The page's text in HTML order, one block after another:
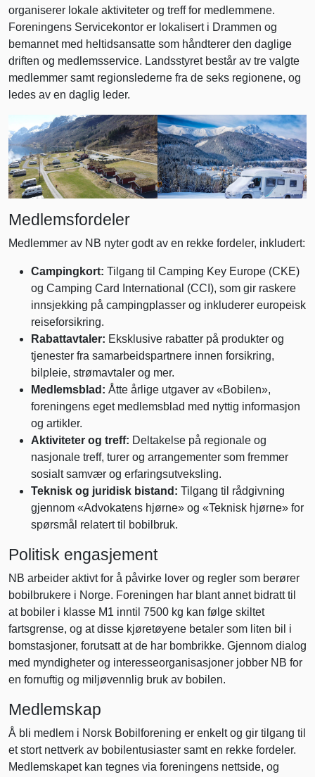
organiserer lokale aktiviteter og treff for medlemmene.
Foreningens Servicekontor er lokalisert i Drammen og
bemannet med heltidsansatte som håndterer den daglige
driften og medlemsservice. Landsstyret består av tre valgte
medlemmer samt regionslederne fra de seks regionene, og
ledes av en daglig leder.
Medlemsfordeler
Medlemmer av NB nyter godt av en rekke fordeler, inkludert:
Campingkort: Tilgang til Camping Key Europe (CKE)
og Camping Card International (CCI), som gir raskere
innsjekking på campingplasser og inkluderer europeisk
reiseforsikring.
Rabattavtaler: Eksklusive rabatter på produkter og
tjenester fra samarbeidspartnere innen forsikring,
bilpleie, strømavtaler og mer.
Medlemsblad: Åtte årlige utgaver av «Bobilen»,
foreningens eget medlemsblad med nyttig informasjon
og artikler.
Aktiviteter og treff: Deltakelse på regionale og
nasjonale treff, turer og arrangementer som fremmer
sosialt samvær og erfaringsutveksling.
Teknisk og juridisk bistand: Tilgang til rådgivning
gjennom «Advokatens hjørne» og «Teknisk hjørne» for
spørsmål relatert til bobilbruk.
Politisk engasjement
NB arbeider aktivt for å påvirke lover og regler som berører
bobilbrukere i Norge. Foreningen har blant annet bidratt til
at bobiler i klasse M1 inntil 7500 kg kan følge skiltet
fartsgrense, og at disse kjøretøyene betaler som liten bil i
bomstasjoner, forutsatt at de har bombrikke. Gjennom dialog
med myndigheter og interesseorganisasjoner jobber NB for
en fornuftig og miljøvennlig bruk av bobilen.
Medlemskap
Å bli medlem i Norsk Bobilforening er enkelt og gir tilgang til
et stort nettverk av bobilentusiaster samt en rekke fordeler.
Medlemskapet kan tegnes via foreningens nettside, og